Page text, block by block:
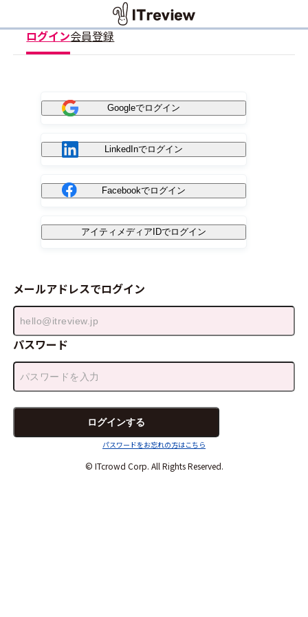
ログイン会員登録
Googleでログイン
LinkedInでログイン
Facebookでログイン
アイティメディアIDでログイン
メールアドレスでログイン
パスワード
パスワードをお忘れの方はこちら
© ITcrowd Corp. All Rights Reserved.